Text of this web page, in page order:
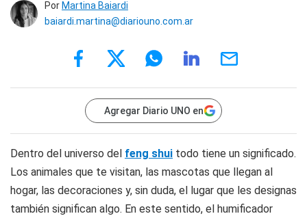
Por Martina Baiardi
baiardi.martina@diariouno.com.ar
Agregar Diario UNO en
Dentro del universo del feng shui todo tiene un significado.
Los animales que te visitan, las mascotas que llegan al
hogar, las decoraciones y, sin duda, el lugar que les designas
también significan algo. En este sentido, el humificador